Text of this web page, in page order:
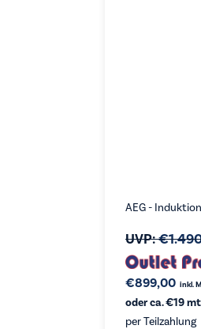
AEG -
UVP:€
€899,00 inkl.
oder ca. €19
per Teilzahlung